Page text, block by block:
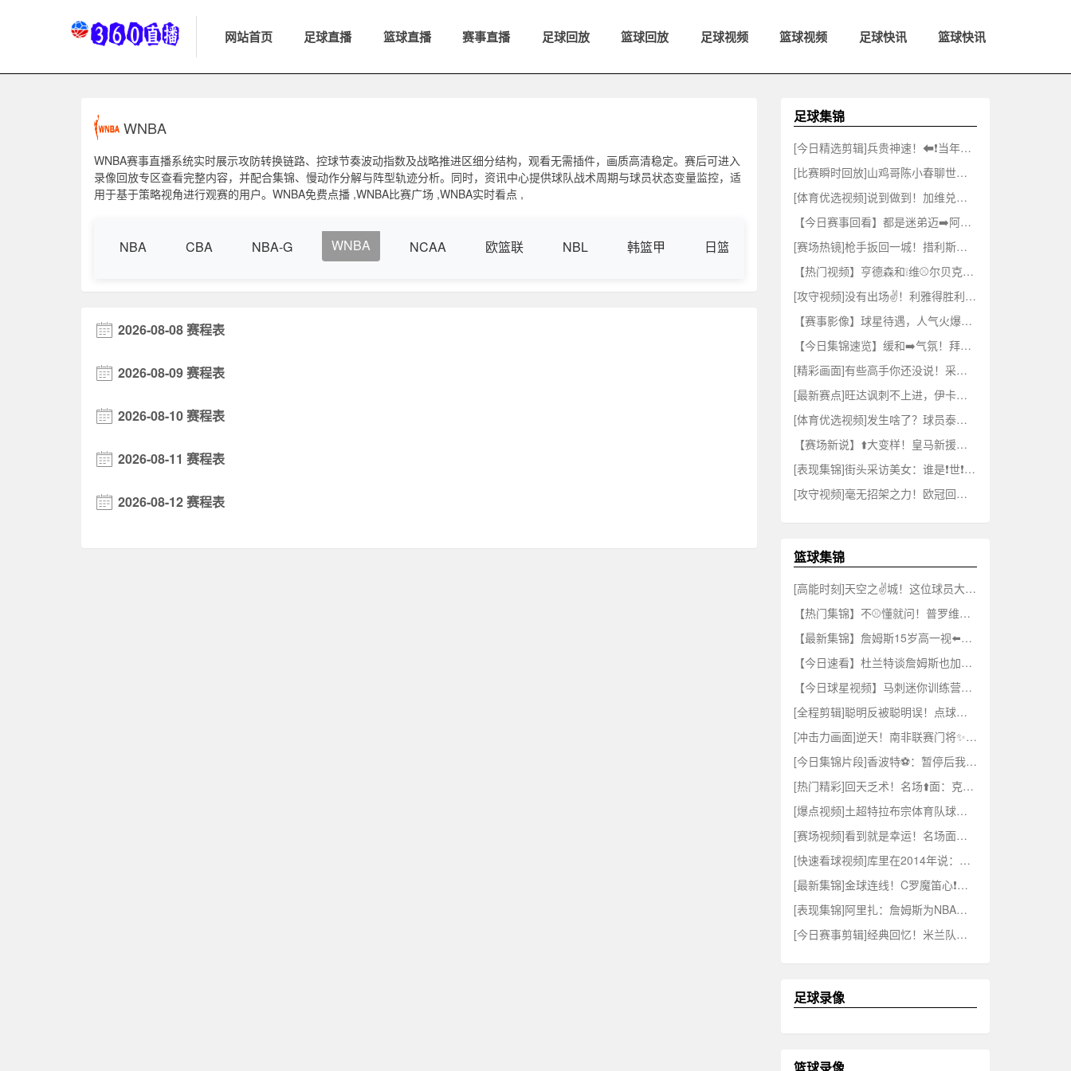
网站首页 足球直播 篮球直播 赛事直播 足球回放 篮球回放 足球视频 篮球视频 足球快讯 篮球快讯
WNBA
WNBA赛事直播系统实时展示攻防转换链路、控球节奏波动指数及战略推进区细分结构，观看无需插件，画质高清稳定。赛后可进入
录像回放专区查看完整内容，并配合集锦、慢动作分解与阵型轨迹分析。同时，资讯中心提供球队战术周期与球员状态变量监控，适
用于基于策略视角进行观赛的用户。WNBA免费点播 ,WNBA比赛广场 ,WNBA实时看点 ,
NBA CBA NBA-G WNBA NCAA 欧篮联 NBL 韩篮甲 日篮B1 法篮甲
2026-08-08 赛程表
2026-08-09 赛程表
2026-08-10 赛程表
2026-08-11 赛程表
2026-08-12 赛程表
足球集锦
[今日精选剪辑]兵贵神速！⬅❗️当年北京国安仅用时13秒便用✨反击击穿海港防线
[比赛瞬时回放]山鸡哥陈小春聊世界杯愤愤不平，⭐尽显球迷本色
[体育优选视频]说到做到！加维兑现诺言，⚽直接把头发染成吸睛粉色！
【今日赛事回看】都是迷弟迈➡️阿密小✌️将：梅西⬇️回归简直爽翻天
[赛场热镜]枪手扳回一城！措利斯角球送助✌️攻！因❕卡皮耶头球破门！⚽
【热门视频】亨德森和❕维⚾尔贝克即将重聚！距离他们在桑德兰的时光已经过去✨16年
[攻守视频]没有出场✌️！利雅得胜利友谊赛，C罗现身看台观战！
【赛事影像】球星待遇，人气火爆！沃齐尼亚抵达智利，众多球迷接机❕欢➡️呼声震耳
【今日集锦速览】缓和➡️气氛！拜尔试图滚草地来逃避把球踢飞的事✌️实！
[精彩画面]有些高手你还没说！采访沃克：你觉得谁的速度比你快？⬇️
[最新赛点]旺达讽刺不上进，伊卡尔迪随即晒健身视频：把新女❗友当杠铃狂练
[体育优选视频]发生啥了？球员泰勒和加图索发生争吵，直接被加图索赶出训练场！❕
【赛场新说】⬆️大变样！皇马新援库库雷⚾利亚编起脏辫⚾，一改往日蓬蓬头
[表现集锦]街头采访美女：谁是❗世❗界杯最帅的球员？
[攻守视频]毫无招架之力！欧冠回顾：23年皇马2比0完胜⬇️切尔西！
篮球集锦
[高能时刻]天空之✌️城！这位球员大家应该很熟悉吧？
【热门集锦】不⚾懂就问！普罗维德尔和何塞普·马丁内斯谁⬆️更适合国米一⚾门？
【最新集锦】詹姆斯15岁高一视⬅️频 ：“长大后，想成为榜样.....
【今日速看】杜兰特谈詹姆斯也加✌️入了⚾超级球队！？专家：两回事！
【今日球星视频】马刺迷你训练营⚾今日开启，队内法国集训视频，攻防强度直接拉满！
[全程剪辑]聪明反被聪明误！点球停顿骗过门将罚进被取消！主⬇️裁掏黄牌伺候！
[冲击力画面]逆天！南非联赛门将✨禁区外稳稳没收皮球，一张红牌直接懵了
[今日集锦片段]香波特⚽：暂停后我要是专❗注记战术的话，就没法专注⬅️投篮了！
[热门精彩]回天乏术！名场⬆️面：克罗斯18年世界杯的读秒绝杀！
[爆点视频]土超特拉布宗体育队球迷高呼萨拉赫，请求管理层签下这位球❕星！
[赛场视频]看到就是幸运！名场面：守门员❗殊死一搏的时刻！
[快速看球视频]库里在2014年说：我是比詹姆斯更✌️好的进攻球⬅️员。隔年击败骑士夺冠
[最新集锦]金球连线！C罗魔笛心❗有灵犀的经典时刻！⬆️
[表现集锦]阿里扎：詹姆斯为NBA创造数十亿财富，就这样收尾被亏待了❕！
[今日赛事剪辑]经典回忆！米兰队长巴❕雷西退役的那一天……
足球录像